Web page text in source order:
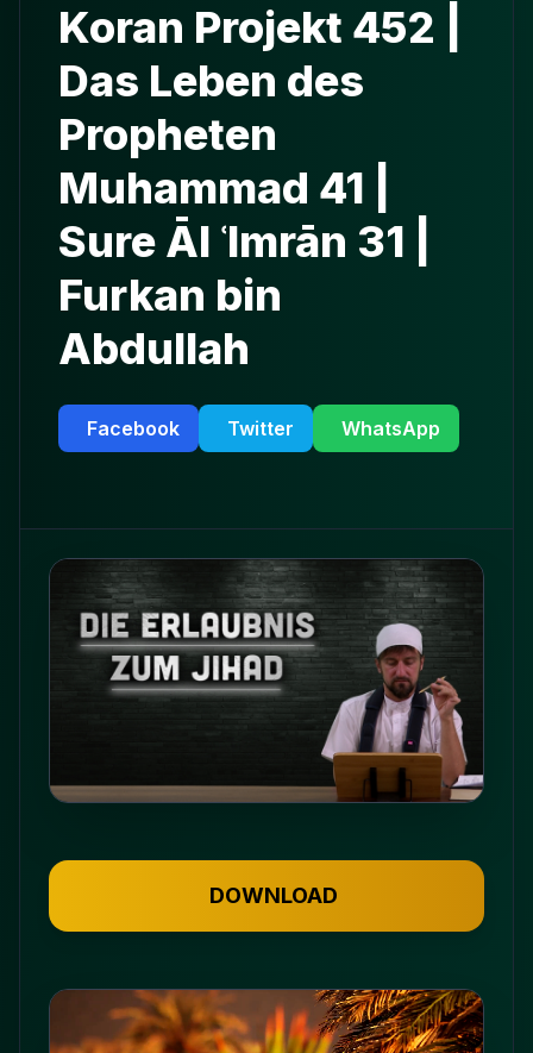
Koran Projekt 452 |
Das Leben des
Propheten
Muhammad 41 |
Sure Āl ʿImrān 31 |
Furkan bin
Abdullah
Facebook Twitter WhatsApp
DOWNLOAD